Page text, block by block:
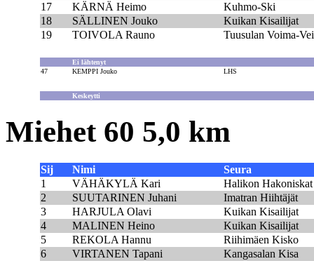
17
KÄRNÄ Heimo
Kuhmo-Ski
18
SÄLLINEN Jouko
Kuikan Kisailijat
19
TOIVOLA Rauno Tuusulan Voima-
Ei lähtenyt
47
KEMPPI Jouko LHS
Keskeytti
Miehet 60 5,0 km
Sij Nimi
Seura
1
VÄHÄKYLÄ Kari
Halikon Hakoniskat
2
SUUTARINEN Juhani
Imatran Hiihtäjät
3
HARJULA Olavi
Kuikan Kisailijat
4
MALINEN Heino
Kuikan Kisailijat
5
REKOLA Hannu
Riihimäen Kisko
6
VIRTANEN Tapani
Kangasalan Kisa